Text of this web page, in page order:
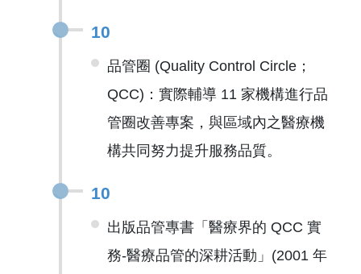
10
品管圈 (Quality Control Circle；
QCC)：實際輔導 11 家機構進行品
管圈改善專案，與區域內之醫療機
構共同努力提升服務品質。
10
出版品管專書「醫療界的 QCC 實
務-醫療品管的深耕活動」(2001 年